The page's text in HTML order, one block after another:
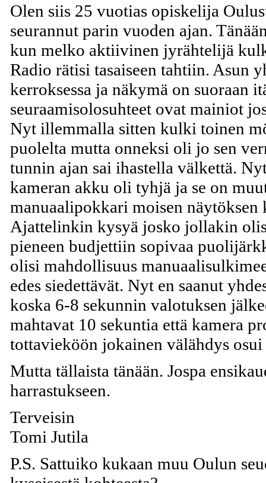
Olen siis 25 vuotias opiskelija
seurannut parin vuoden ajan.
kun melko aktiivinen jyrähtelijä
Radio rätisi tasaiseen tahtiin. Asun
kerroksessa ja näkymä on suoraan
seuraamisolosuhteet ovat mainiot
Nyt illemmalla sitten kulki toinen
puolelta mutta onneksi oli jo sen
tunnin ajan sai ihastella välkettä.
kameran akku oli tyhjä ja se on
manuaalipokkari moisen näytöksen
Ajattelinkin kysyä josko jollakin
pieneen budjettiin sopivaa
olisi mahdollisuus
edes siedettävät. Nyt en saanut
koska 6-8 sekunnin valotuksen
mahtavat 10 sekuntia että kamera
tottavieköön jokainen välähdys
Mutta tällaista tänään. Jospa
harrastukseen.
Terveisin
Tomi Jutila
P.S. Sattuiko kukaan muu Oulun